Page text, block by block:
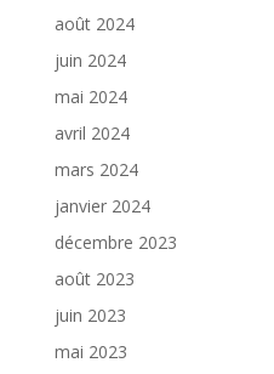
août 2024
juin 2024
mai 2024
avril 2024
mars 2024
janvier 2024
décembre 2023
août 2023
juin 2023
mai 2023